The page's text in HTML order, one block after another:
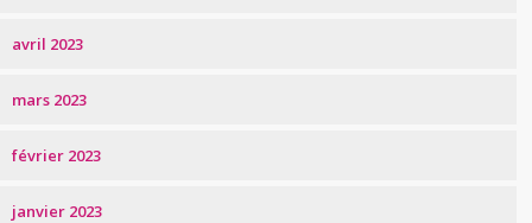
avril 2023
mars 2023
février 2023
janvier 2023